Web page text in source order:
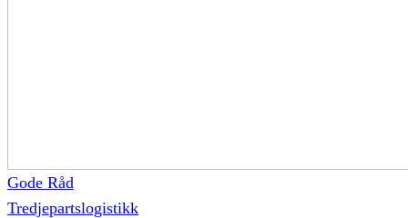
Gode Råd
Tredjepartslogistikk